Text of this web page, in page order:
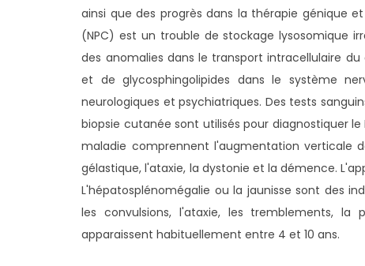
ainsi que des progrès dans la thérapie génique
(NPC) est un trouble de stockage lysosomique
des anomalies dans le transport intracellulaire
et de glycosphingolipides dans le système
neurologiques et psychiatriques. Des tests
biopsie cutanée sont utilisés pour diagnostiquer
maladie comprennent l'augmentation verticale
gélastique, l'ataxie, la dystonie et la démence.
L'hépatosplénomégalie ou la jaunisse sont des
les convulsions, l'ataxie, les tremblements, la
apparaissent habituellement entre 4 et 10 ans.